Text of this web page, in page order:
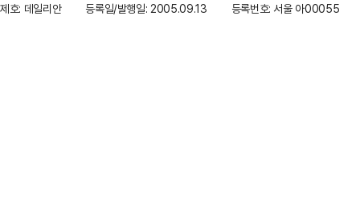
제호: 데일리안
등록일/발행일: 2005.09.13 등록번호: 서울 아00055